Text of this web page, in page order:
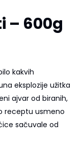
– 600g
kakvih
eksplozije užitka
ajvar od biranih,
receptu usmeno
sačuvale od